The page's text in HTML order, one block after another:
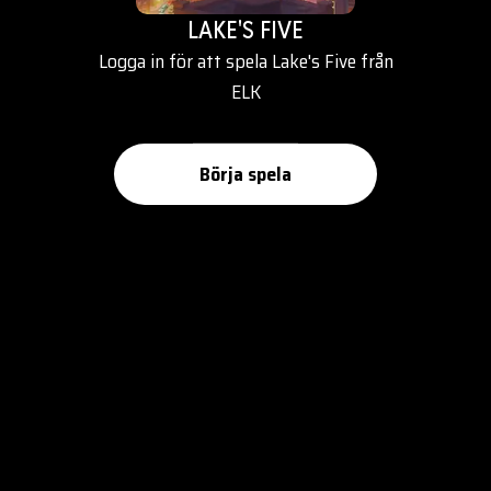
LAKE'S FIVE
Logga in för att spela Lake's Five från
ELK
Börja spela